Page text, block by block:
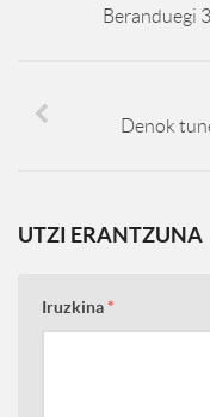
Beranduegi
Denok
UTZI ERANTZUNA
Iruzkina*